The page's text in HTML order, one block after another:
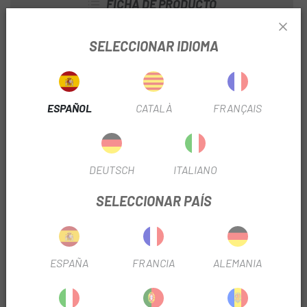
FICHA DE PRODUCTO
DIÁMETRO
Proteccion antipinchazos: Armadillo. 700 x 23mm, psi 110-
125, peso aproximado 360g. 700 x 25mm, psi 110-125, peso
aproximado 440g. 700 x 30mm, psi 85-95, peso apro
SELECCIONAR IDIOMA
ESPAÑOL CATALÀ FRANÇAIS
DEUTSCH ITALIANO
SELECCIONAR PAÍS
ESPAÑA FRANCIA ALEMANIA